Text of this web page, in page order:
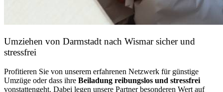
Umziehen von Darmstadt nach Wismarsicher und
stressfrei
Profitieren Sie von unserem erfahrenen Netzwerk für günstige
Umzüge oder dass ihre Beiladung reibungslos und stressfrei
vonstattengeht. Dabei legen unsere Partner besonderen Wert auf